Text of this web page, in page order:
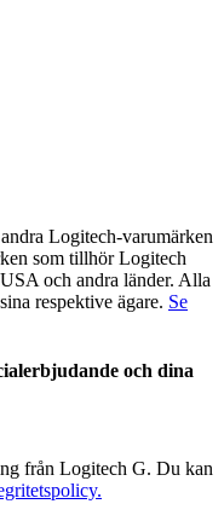
Logitech-varumärken
som tillhör Logitech
och andra länder. Alla
respektive ägare. Se
och dina
från Logitech G. Du kan